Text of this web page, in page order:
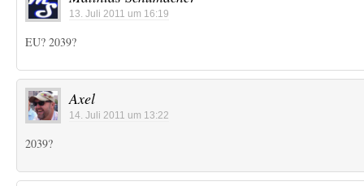
13. Juli 2011 um 16:19
EU? 2039?
Axel
14. Juli 2011 um 13:22
2039?